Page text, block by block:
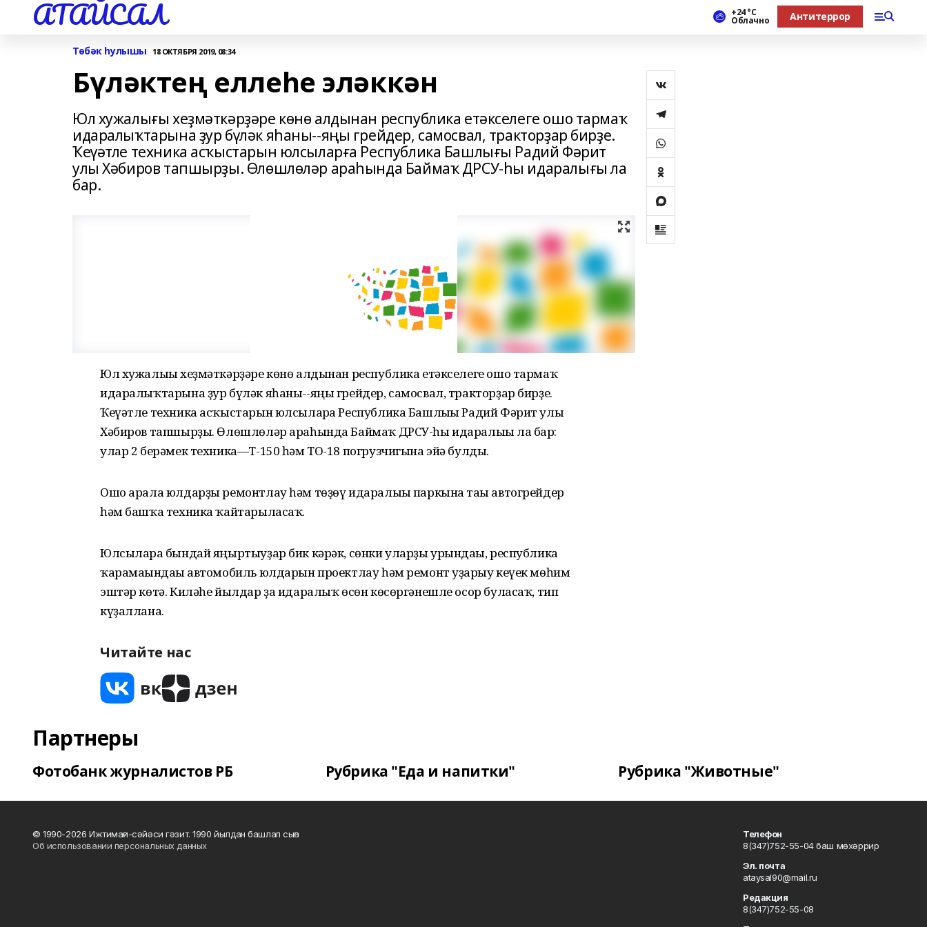
АТАЙСАЛ +24 °С
Облачно Антитеррор
Төбәк һулышы 18 ОКТЯБРЯ 2019, 08:34
Бүләктең еллеһе эләккән
Юл хужалығы хеҙмәткәрҙәре көнө алдынан республика етәкселеге ошо тармаҡ
идаралыҡтарына ҙур бүләк яһаны--яңы грейдер, самосвал, тракторҙар бирҙе.
Ҡеүәтле техника асҡыстарын юлсыларға Республика Башлығы Радий Фәрит
улы Хәбиров тапшырҙы. Өлөшлөләр араһында Баймаҡ ДРСУ-һы идаралығы ла
бар.
Юл хужалығы хеҙмәткәрҙәре көнө алдынан республика етәкселеге ошо тармаҡ
идаралыҡтарына ҙур бүләк яһаны--яңы грейдер, самосвал, тракторҙар бирҙе.
Ҡеүәтле техника асҡыстарын юлсыларға Республика Башлығы Радий Фәрит улы
Хәбиров тапшырҙы. Өлөшлөләр араһында Баймаҡ ДРСУ-һы идаралығы ла бар:
улар 2 берәмек техника—Т-150 һәм ТО-18 погрузчигына эйә булды.
Ошо арала юлдарҙы ремонтлау һәм төҙөү идаралығы паркына тағы автогрейдер
һәм башҡа техника ҡайтарыласаҡ.
Юлсыларға бындай яңыртыуҙар бик кәрәк, сөнки уларҙы урындағы, республика
ҡарамағындағы автомобиль юлдарын проектлау һәм ремонт уҙғарыу кеүек мөһим
эштәр көтә. Киләһе йылдар ҙа идаралыҡ өсөн көсөргәнешле осор буласаҡ, тип
күҙаллана.
Читайте нас
Партнеры
Фотобанк журналистов РБ Рубрика "Еда и напитки" Рубрика "Животные"
© 1990-2026 Ижтимағи-сәйәси гәзит. 1990 йылдан башлап сыға
Об использовании персональных данных
Телефон
8(347)752-55-04 баш мөхәррир
Эл. почта
ataysal90@mail.ru
Редакция
8(347)752-55-08